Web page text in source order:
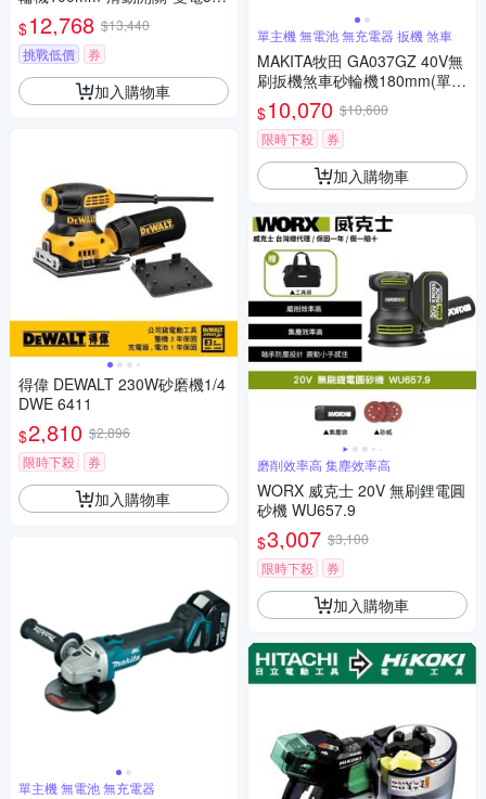
AH(G1810DA)
$12,768 $13,440
挑戰低價
券
加入購物車
得偉 DEWALT 230W砂磨機1/4
DWE 6411
$2,810 $2,896
限時下殺
券
加入購物車
單主機 無電池 無充電器
單主機 無電池 無充電器 扳機 煞車
MAKITA牧田 GA037GZ 40V無
刷扳機煞車砂輪機180mm(單主
機 無電池 無充電器)
$10,070 $10,600
限時下殺
券
加入購物車
磨削效率高 集塵效率高
WORX 威克士 20V 無刷鋰電圓
砂機 WU657.9
$3,007 $3,100
限時下殺
券
加入購物車